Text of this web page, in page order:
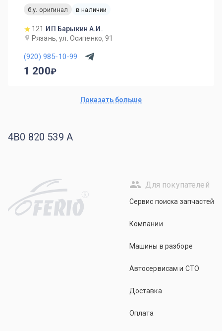
б.у. оригинал
в наличии
121
ИП Барыкин А.И.
Рязань, ул. Осипенко, 91
(920) 985-10-99
1 200
Показать больше
4B0 820 539 A
R
Для покупателей
Сервис поиска запчастей
Компании
Машины в разборе
Автосервисам и СТО
Доставка
Оплата